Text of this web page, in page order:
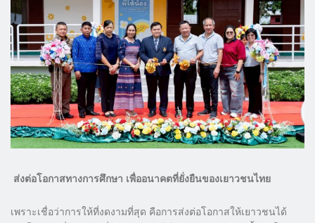
ส่งต่อโอกาสทางการศึกษา เพื่ออนาคตที่ยั่งยืนของเยาวชนไทย
เพราะเชื่อว่าการให้ที่งดงามที่สุด คือการส่งต่อโอกาสให้เยาวชนได้